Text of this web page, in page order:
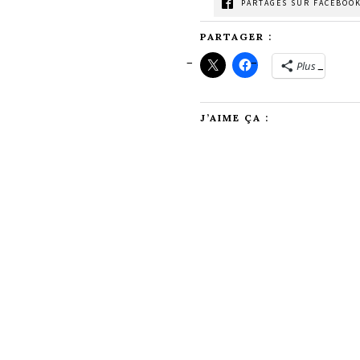
PARTAGES SUR
PARTAGER :
Plus
J’AIME ÇA :